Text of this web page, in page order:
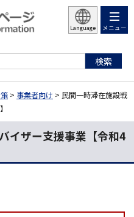
Language メニュー
> 事業者向け > 民間一時滞在施設戦
イザー支援事業【令和4